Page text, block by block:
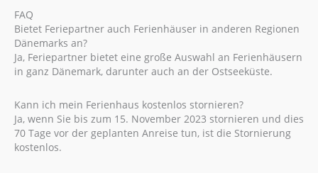
FAQ
Bietet Feriepartner auch Ferienhäuser in anderen Regionen
Dänemarks an?
Ja, Feriepartner bietet eine große Auswahl an Ferienhäusern
in ganz Dänemark, darunter auch an der Ostseeküste.
Kann ich mein Ferienhaus kostenlos stornieren?
Ja, wenn Sie bis zum 15. November 2023 stornieren und dies
70 Tage vor der geplanten Anreise tun, ist die Stornierung
kostenlos.